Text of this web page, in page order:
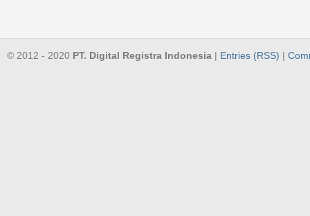
© 2012 - 2020 PT. Digital Registra Indonesia | Entries (RSS) |